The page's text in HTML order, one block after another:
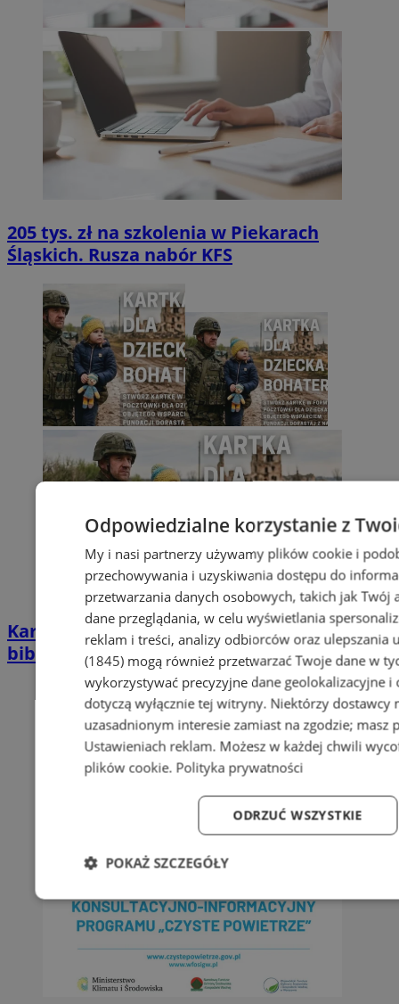
205 tys. zł na szkolenia w Piekarach
Śląskich. Rusza nabór KFS
Kartka, która doda otuchy. Piekarska
biblioteka zaprasza dzieci do konkursu
Odpowiedzialne korzystanie z
My i nasi partnerzy używamy plików cookie i
przechowywania i uzyskiwania dostępu do
przetwarzania danych osobowych, takich jak
dane przeglądania, w celu wyświetlania
reklam i treści, analizy odbiorców oraz ulepszania
(1845)mogą również przetwarzać Twoje dane w
wykorzystywać precyzyjne dane geolokalizacyjne
dotyczą wyłącznie tej witryny. Niektórzy dostawcy
uzasadnionym interesie zamiast na zgodzie; masz
Ustawieniach reklam. Możesz w każdej chwili
plików cookie. Polityka prywatności
ODRZUĆ WSZYSTKIE
POKAŻ SZCZEGÓŁY
Niezbędne Wydajność Targetowanie